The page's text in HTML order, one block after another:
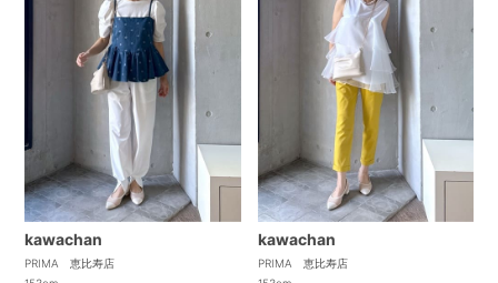
kawachan
PRIMA 恵比寿店
kawachan
PRIMA 恵比寿店